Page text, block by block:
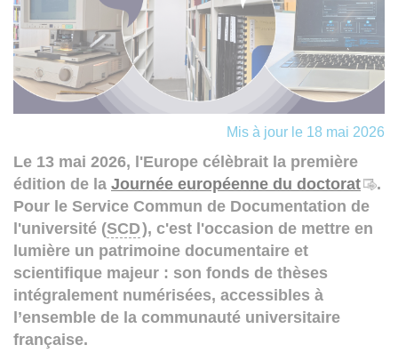
Mis à jour le 18 mai 2026
Le 13 mai 2026, l'Europe célèbrait la première
édition de la Journée européenne du doctorat
.
Pour le Service Commun de Documentation de
l'université (SCD), c'est l'occasion de mettre en
lumière un patrimoine documentaire et
scientifique majeur : son fonds de thèses
intégralement numérisées, accessibles à
l’ensemble de la communauté universitaire
française.